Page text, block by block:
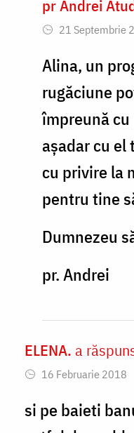
In
reply
to
Parinte
cum
citesc
by
Alina
pr Andrei
21 Septembrie
Alina, un
rugăciune
împreună
așadar cu
cu privire la
pentru tine
Dumnezeu
pr. Andrei
In
reply
to
Soră
ELENA. a
16 Februarie 2018
si pe baieti